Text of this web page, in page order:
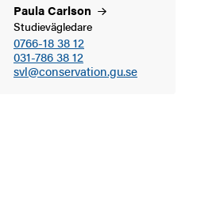
PaulaCarlson
Studievägledare
0766-18 38 12
031-786 38 12
svl@conservation.gu.se